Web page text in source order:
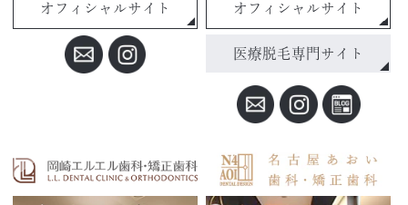
オフィシャルサイト オフィシャルサイト
医療脱毛専門サイト